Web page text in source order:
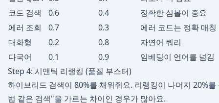
코드 검색
0.6 0.4
정확한 심볼이 중요
에러 조회
0.7 0.3
에러 코드는 정확 매칭
대화형
0.2 0.8
자연어 쿼리
다국어
0.1 0.9
임베딩이 언어를 넘김
Step 4: 시맨틱 리랭킹 (품질 부스터)
하이브리드 검색이 80%를 채워줘요. 리랭킹이 나머지 20%
법 같은 검색"을 가르는 차이인 경우가 많아요.